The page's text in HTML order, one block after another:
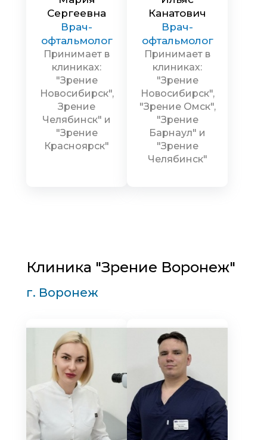
Сергеевна
Врач-
офтальмолог
Принимает в
клиниках:
"Зрение
Новосибирск",
Зрение
Челябинск" и
"Зрение
Красноярск"
Канатович
Врач-
офтальмолог
Принимает в
клиниках:
"Зрение
Новосибирск",
"Зрение Омск",
"Зрение
Барнаул" и
"Зрение
Челябинск"
Клиника "Зрение Воронеж"
г. Воронеж